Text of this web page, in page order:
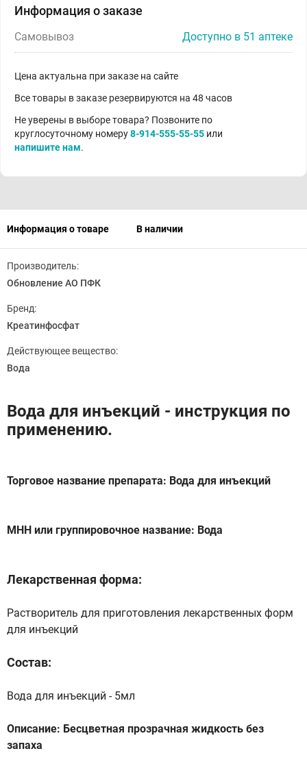
Информация о заказе
Самовывоз Доступно в 51 аптеке
Цена актуальна при заказе на сайте
Все товары в заказе резервируются на 48 часов
Не уверены в выборе товара? Позвоните по
круглосуточному номеру8-914-555-55-55 или
напишите нам.
Информация о товаре В наличии
Производитель:
Обновление АО ПФК
Бренд:
Креатинфосфат
Действующее вещество:
Вода
Вода для инъекций - инструкция по
применению.
Торговое название препарата: Вода для инъекций
МНН или группировочное название: Вода
Лекарственная форма:
Растворитель для приготовления лекарственных форм
для инъекций
Состав:
Вода для инъекций - 5мл
Описание: Бесцветная прозрачная жидкость без
запаха